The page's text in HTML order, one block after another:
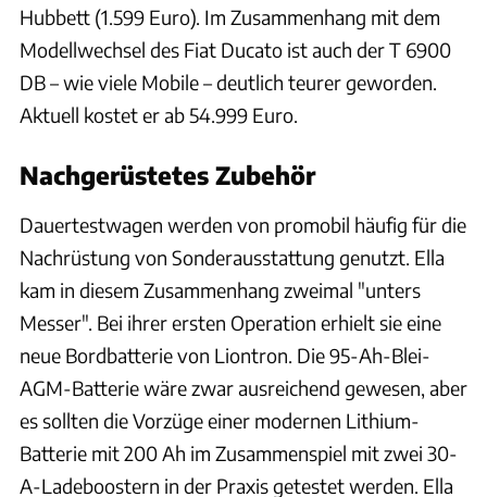
Hubbett (1.599 Euro). Im Zusammenhang mit dem
Modellwechsel des Fiat Ducato ist auch der T 6900
DB – wie viele Mobile – deutlich teurer geworden.
Aktuell kostet er ab 54.999 Euro.
Nachgerüstetes Zubehör
Dauertestwagen werden von promobil häufig für die
Nachrüstung von Sonderausstattung genutzt. Ella
kam in diesem Zusammenhang zweimal "unters
Messer". Bei ihrer ersten Operation erhielt sie eine
neue Bordbatterie von Liontron. Die 95-Ah-Blei-
AGM-Batterie wäre zwar ausreichend gewesen, aber
es sollten die Vorzüge einer modernen Lithium-
Batterie mit 200 Ah im Zusammenspiel mit zwei 30-
A-Ladeboostern in der Praxis getestet werden. Ella